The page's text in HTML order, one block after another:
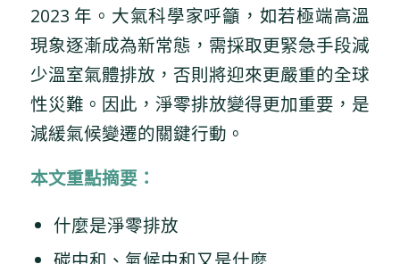
2023 年。大氣科學家呼籲，如若極端高溫
現象逐漸成為新常態，需採取更緊急手段減
少溫室氣體排放，否則將迎來更嚴重的全球
性災難。因此，淨零排放變得更加重要，是
減緩氣候變遷的關鍵行動。
​​本文重點摘要：
什麼是淨零排放